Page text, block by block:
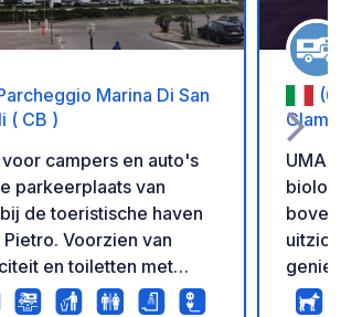
Marina Di San
( CB )
campers en auto's
parkeerplaats van
de toeristische haven
Pietro. Voorzien van
en toiletten met
van Termoli ligt
UMA